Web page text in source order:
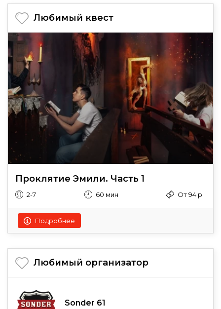
Любимый квест
Проклятие Эмили. Часть 1
2-7 60 мин От 94 р.
Подробнее
Любимый организатор
Sonder 61